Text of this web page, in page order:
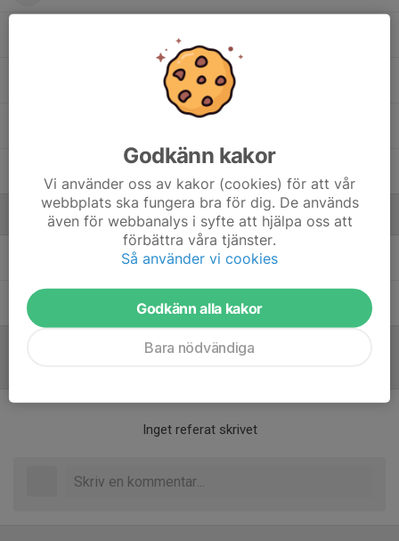
Ledare
Henrik StridsmanTränare
Petter HolmfridTränare
Inget referat skrivet
Godkänn kakor
Vi använder oss av kakor (cookies) för att vår
webbplats ska fungera bra för dig. De används
även för webbanalys i syfte att hjälpa oss att
förbättra våra tjänster.
Så använder vi cookies
Godkänn alla kakor
Bara nödvändiga